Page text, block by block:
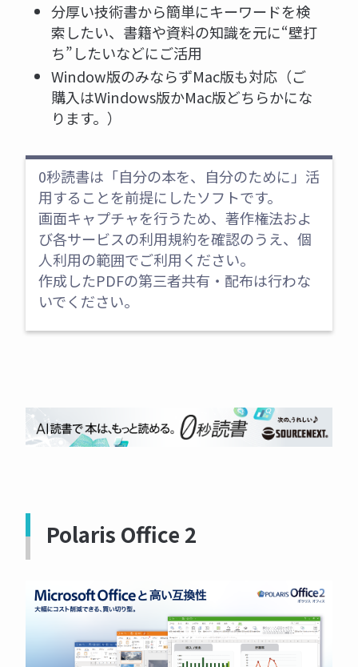
分厚い技術書から簡単にキーワードを検
索したい、書籍や資料の知識を元に“壁打
ち”したいなどにご活用
Window版のみならずMac版も対応（ご
購入はWindows版かMac版どちらかにな
ります。）
0秒読書は「自分の本を、自分のために」活
用することを前提にしたソフトです。
画面キャプチャを行うため、著作権法およ
び各サービスの利用規約を確認のうえ、個
人利用の範囲でご利用ください。
作成したPDFの第三者共有・配布は行わな
いでください。
Polaris Office 2